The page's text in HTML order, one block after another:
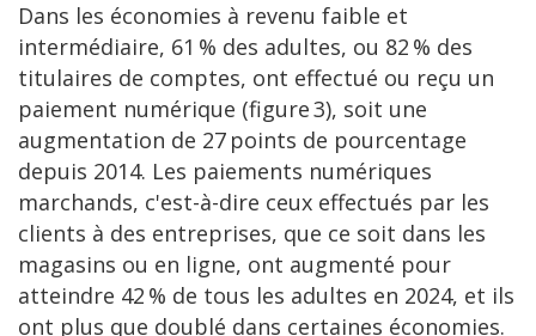
Dans les économies à revenu faible et
intermédiaire, 61 % des adultes, ou 82 % des
titulaires de comptes, ont effectué ou reçu un
paiement numérique (figure 3), soit une
augmentation de 27 points de pourcentage
depuis 2014. Les paiements numériques
marchands, c'est-à-dire ceux effectués par les
clients à des entreprises, que ce soit dans les
magasins ou en ligne, ont augmenté pour
atteindre 42 % de tous les adultes en 2024, et ils
ont plus que doublé dans certaines économies.